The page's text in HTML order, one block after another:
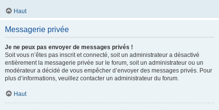
Haut
Messagerie privée
Je ne peux pas envoyer de messages privés !
Soit vous n’êtes pas inscrit et connecté, soit un administrateur a désactivé
entièrement la messagerie privée sur le forum, soit un administrateur ou un
modérateur a décidé de vous empêcher d’envoyer des messages privés. Pour
plus d’informations, veuillez contacter un administrateur du forum.
Haut